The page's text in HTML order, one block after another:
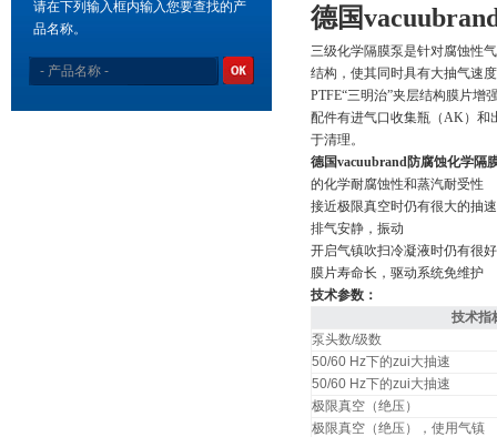
请在下列输入框内输入您要查找的产
品名称。
德国
三级化学隔膜泵是针对腐蚀性
结构，使其同时具有大抽气速
PTFE“三明治”夹层结构膜片
配件有进气口收集瓶（AK）和
于清理。
德国vacuubrand防腐蚀化学隔
的化学耐腐蚀性和蒸汽耐受性
接近极限真空时仍有很大的抽
排气安静，振动
开启气镇吹扫冷凝液时仍有很
膜片寿命长，驱动系统免维护
技术参数：
技术指
泵头数/级数
50/60 Hz下的zui大抽速
50/60 Hz下的zui大抽速
极限真空（绝压）
极限真空（绝压），使用气镇